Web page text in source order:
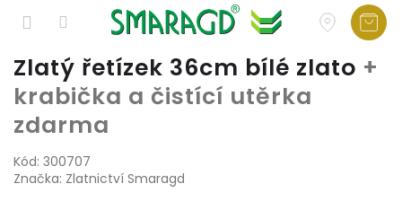
Přejít
na
obsah
Zlatý řetízek 36cm bílé zlato +
krabička a čistící utěrka
zdarma
Kód: 300707
Značka: Zlatnictví Smaragd